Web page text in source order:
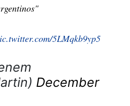
5LMqkb9yp5
December